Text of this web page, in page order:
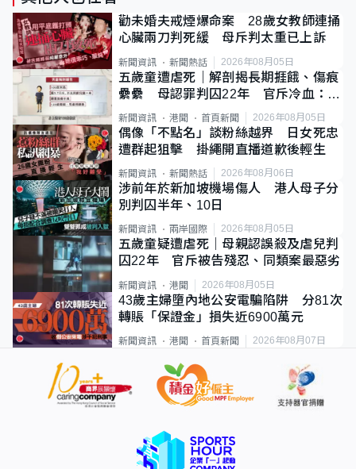
勸未婚夫戒煙爆命案 28歲女教師連捅
心臟兩刀判死緩 母斥判太重已上訴
新聞資訊 新聞熱話 2026年08月05日
五歲童遭虐死｜解剖揭長期捱餓、傷痕
纍纍 母認罪判囚22年 官斥冷血：同
類案最惡劣
新聞資訊 港聞 首頁新聞 2026年08月05日
偶像「不點名」談粉絲越界 日女死忠
遭群起狙擊 掛繩開直播道歉後輕生
新聞資訊 新聞熱話 2026年08月06日
涉前年於新加坡機場傷人 港人母子分
別判囚半年、10日
新聞資訊 兩岸國際 2026年08月05日
五歲童疑遭虐死｜母親認誤殺及虐兒判
囚22年 官斥被告殘忍、同類案最惡劣
新聞資訊 港聞 2026年08月05日
43歲主婦墮內地公安電騙陷阱 分81次
轉賬「保證金」損失近6900萬元
新聞資訊 港聞 首頁新聞 2026年08月07日